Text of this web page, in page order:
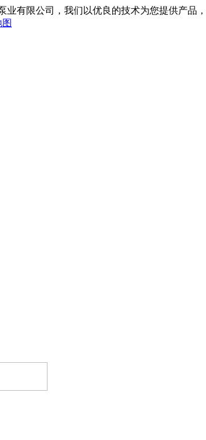
源泵业有限公司，我们以优良的技术